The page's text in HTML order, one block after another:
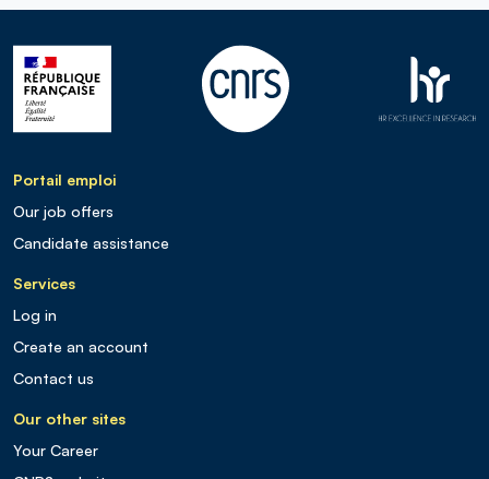
Portail emploi
Our job offers
Candidate assistance
Services
Log in
Create an account
Contact us
Our other sites
Your Career